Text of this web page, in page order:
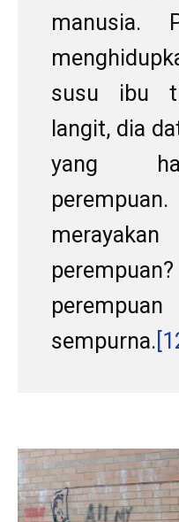
manusia.
susu ibu
langit, dia
yang
sempurna.